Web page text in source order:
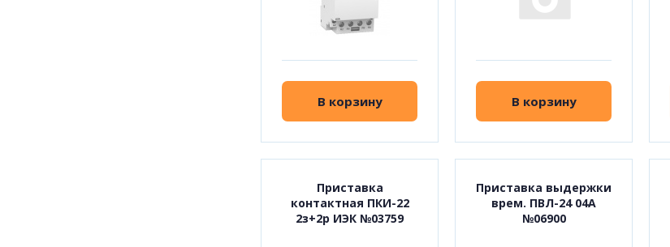
В корзину В корзину
Приставка
контактная ПКИ-22
2з+2р ИЭК №03759
Приставка выдержки
врем. ПВЛ-24 04А
№06900